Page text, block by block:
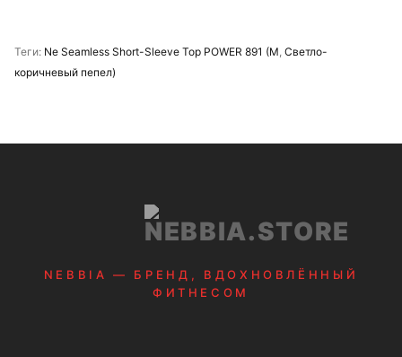
Теги: Ne Seamless Short-Sleeve Top POWER 891 (M, Светло-
коричневый пепел)
NEBBIA — БРЕНД, ВДОХНОВЛЁННЫЙ
ФИТНЕСОМ